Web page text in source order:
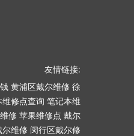
友情链接:
黄浦区戴尔维修 徐
修点查询 笔记本维
修 苹果维修点 戴尔
维修 闵行区戴尔修